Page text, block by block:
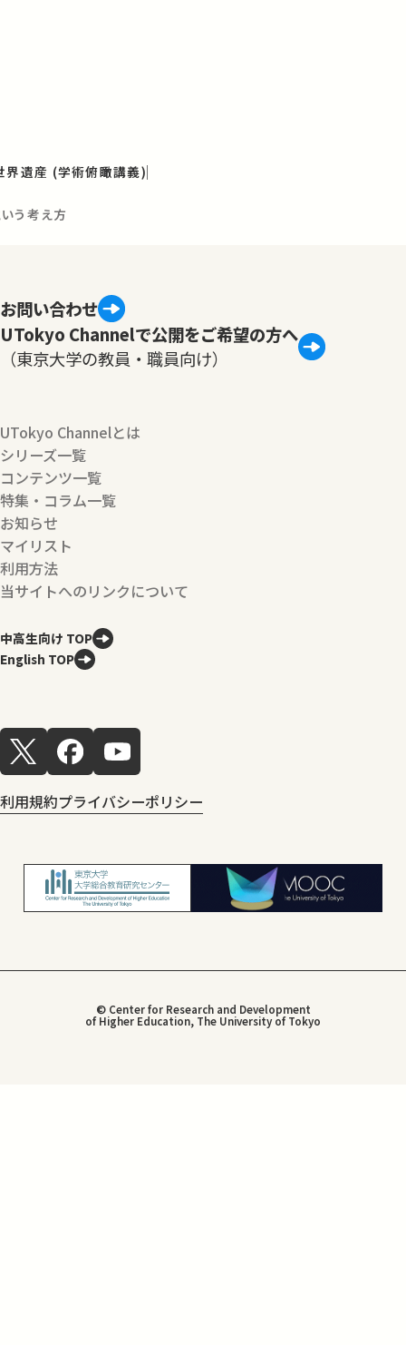
界遺産 (学術俯瞰講義)
う考え方
お問い合わせ
UTokyo Channelで公開をご希望の方へ
（東京大学の教員・職員向け）
UTokyo Channelとは
シリーズ一覧
コンテンツ一覧
特集・コラム一覧
お知らせ
マイリスト
利用方法
当サイトへのリンクについて
中高生向け TOP
English TOP
利用規約プライバシーポリシー
© Center for Research and Development
of Higher Education, The University of Tokyo